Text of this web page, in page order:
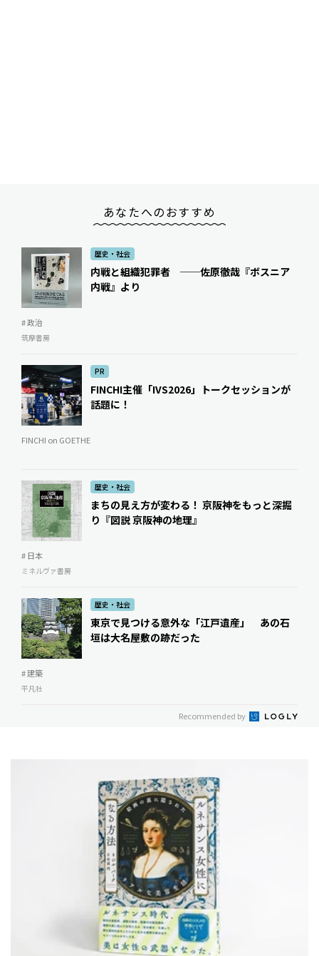
あなたへのおすすめ
歴史・社会
内戦と組織犯罪者 ──佐原徹哉『ボスニア
内戦』より
# 政治
筑摩書房
PR
FINCHI主催「IVS2026」トークセッションが
話題に！
FINCHI on GOETHE
歴史・社会
まちの見え方が変わる！ 京阪神をもっと深掘
り『図説 京阪神の地理』
# 日本
ミネルヴァ書房
歴史・社会
東京で見つける意外な「江戸遺産」 あの石
垣は大名屋敷の跡だった
# 建築
平凡社
Recommended by